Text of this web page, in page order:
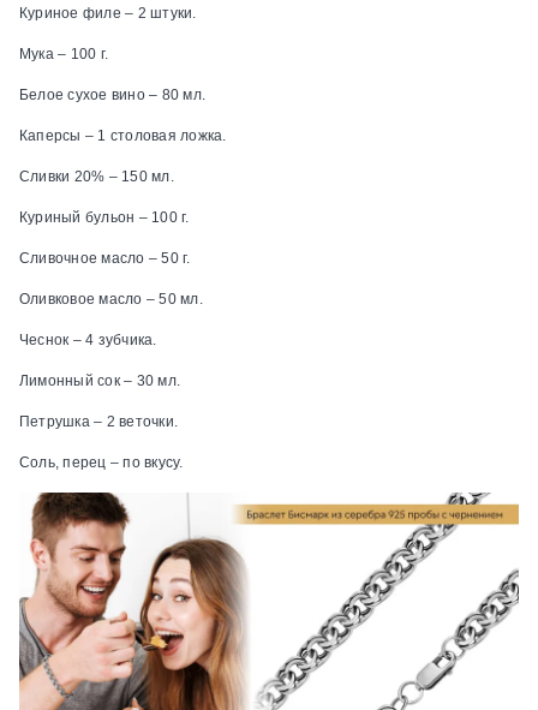
Куриное филе – 2 штуки.
Мука – 100 г.
Белое сухое вино – 80 мл.
Каперсы – 1 столовая ложка.
Сливки 20% – 150 мл.
Куриный бульон – 100 г.
Сливочное масло – 50 г.
Оливковое масло – 50 мл.
Чеснок – 4 зубчика.
Лимонный сок – 30 мл.
Петрушка – 2 веточки.
Соль, перец – по вкусу.